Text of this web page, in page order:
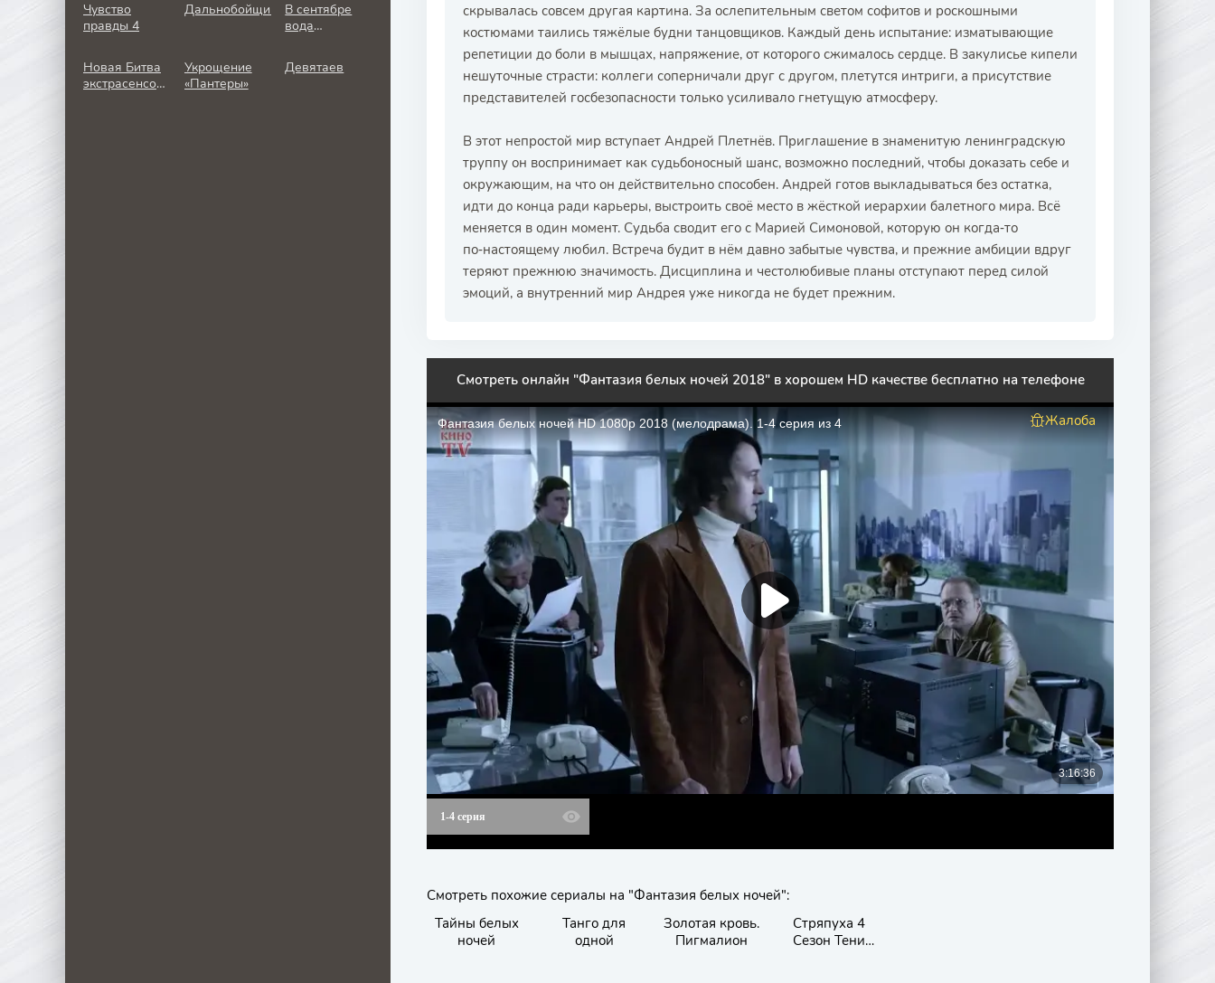
скрывалась совсем другая картина. За ослепительным светом софитов и роскошными
костюмами таились тяжёлые будни танцовщиков. Каждый день испытание: изматывающие
репетиции до боли в мышцах, напряжение, от которого сжималось сердце. В закулисье кипели
нешуточные страсти: коллеги соперничали друг с другом, плетутся интриги, а присутствие
представителей госбезопасности только усиливало гнетущую атмосферу.
В этот непростой мир вступает Андрей Плетнёв. Приглашение в знаменитую ленинградскую
труппу он воспринимает как судьбоносный шанс, возможно последний, чтобы доказать себе и
окружающим, на что он действительно способен. Андрей готов выкладываться без остатка,
идти до конца ради карьеры, выстроить своё место в жёсткой иерархии балетного мира. Всё
меняется в один момент. Судьба сводит его с Марией Симоновой, которую он когда‑то
по‑настоящему любил. Встреча будит в нём давно забытые чувства, и прежние амбиции вдруг
теряют прежнюю значимость. Дисциплина и честолюбивые планы отступают перед силой
эмоций, а внутренний мир Андрея уже никогда не будет прежним.
Смотреть онлайн "Фантазия белых ночей 2018" в хорошем HD качестве бесплатно на телефоне
Жалоба
1-4 серия
Смотреть похожие сериалы на "Фантазия белых ночей":
Тайны белых
ночей
Танго для
одной
Золотая кровь.
Пигмалион
Стряпуха 4
Сезон Тени
Чувство
правды 4
Дальнобойщик
В сентябре
вода
Новая Битва
экстрасенсов
Укрощение
«Пантеры»
Девятаев